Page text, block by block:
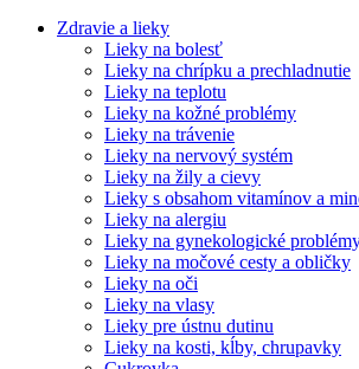
Zdravie a lieky
Lieky na bolesť
Lieky na chrípku a prechladnutie
Lieky na teplotu
Lieky na kožné problémy
Lieky na trávenie
Lieky na nervový systém
Lieky na žily a cievy
Lieky s obsahom vitamínov a
Lieky na alergiu
Lieky na gynekologické
Lieky na močové cesty a obličky
Lieky na oči
Lieky na vlasy
Lieky pre ústnu dutinu
Lieky na kosti, kĺby, chrupavky